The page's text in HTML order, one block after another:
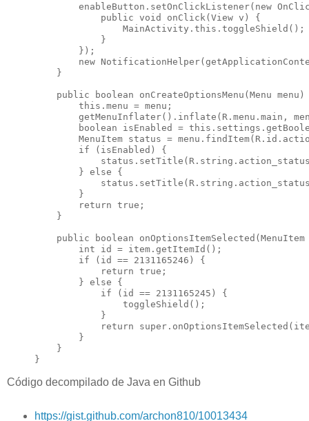
enableButton.setOnClickListener(new
            public void onClick(View v) {
                MainActivity.this.toggleShield();
            }
        });
new
    }
public boolean onCreateOptionsMenu(Menu menu)
        this.menu = menu;
getMenuInflater().inflate(R.menu.main,
boolean isEnabled =
MenuItem status =
        if (isEnabled) {
        } else {
        }
        return true;
    }
public boolean onOptionsItemSelected(MenuItem
        int id = item.getItemId();
        if (id == 2131165246) {
            return true;
        } else {
            if (id == 2131165245) {
                toggleShield();
            }
return
        }
    }
}
Código decompilado de Java en Github
https://gist.github.com/archon810/10013434